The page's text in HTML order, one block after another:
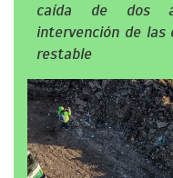
caída de dos
intervención de las
restable